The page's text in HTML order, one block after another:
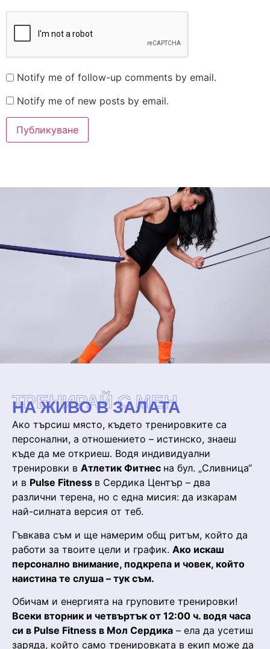
Notify me of follow-up comments by email.
Notify me of new posts by email.
ТРЕНИРАЙ С МЕН
НА ЖИВО В ЗАЛАТА
Ако търсиш място, където тренировките са
персонални, а отношението – истинско, знаеш
къде да ме откриеш. Водя индивидуални
тренировки в Атлетик Фитнес на бул. „Сливница“
и в Pulse Fitness в Сердика Център – два
различни терена, но с една мисия: да изкарам
най-силната версия от теб.
Гъвкава съм и ще намерим общ ритъм, който да
работи за твоите цели и график. Ако искаш
персонално внимание, подкрепа и човек, който
наистина те слуша – тук съм.
Обичам и енергията на груповите тренировки!
Всеки вторник и четвъртък от 12:00 ч. водя часа
си в Pulse Fitness в Мол Сердика – ела да усетиш
заряда, който само тренировката в екип може да